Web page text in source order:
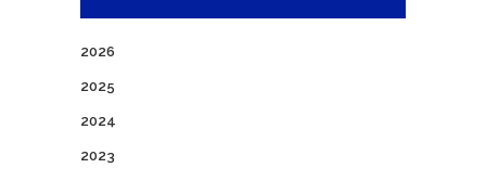
2026
2025
2024
2023